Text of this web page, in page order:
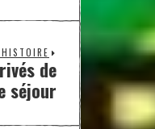
de
séjour